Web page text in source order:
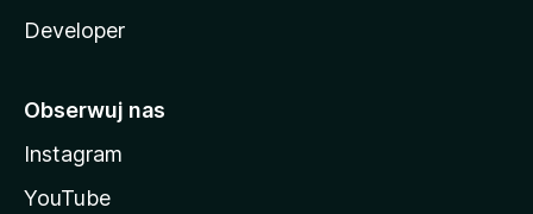
Developer
Obserwuj nas
Instagram
YouTube